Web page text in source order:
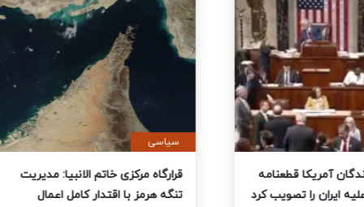
نمایندگان آمریکا قطعنامه
جنگ علیه ایران را تصویب کرد
سیاسی
قرارگاه مرکزی خاتم الانبیا:
تنگه هرمز با اقتدار کامل اعمال